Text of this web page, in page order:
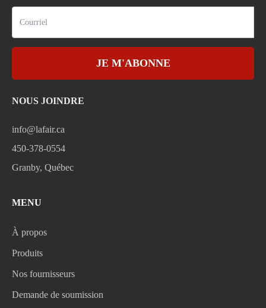
JE M'ABONNE
NOUS JOINDRE
info@lafair.ca
450-378-0554
Granby, Québec
MENU
À propos
Produits
Nos fournisseurs
Demande de soumission